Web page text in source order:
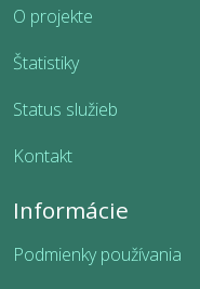
O projekte
Štatistiky
Status služieb
Kontakt
Informácie
Podmienky používania